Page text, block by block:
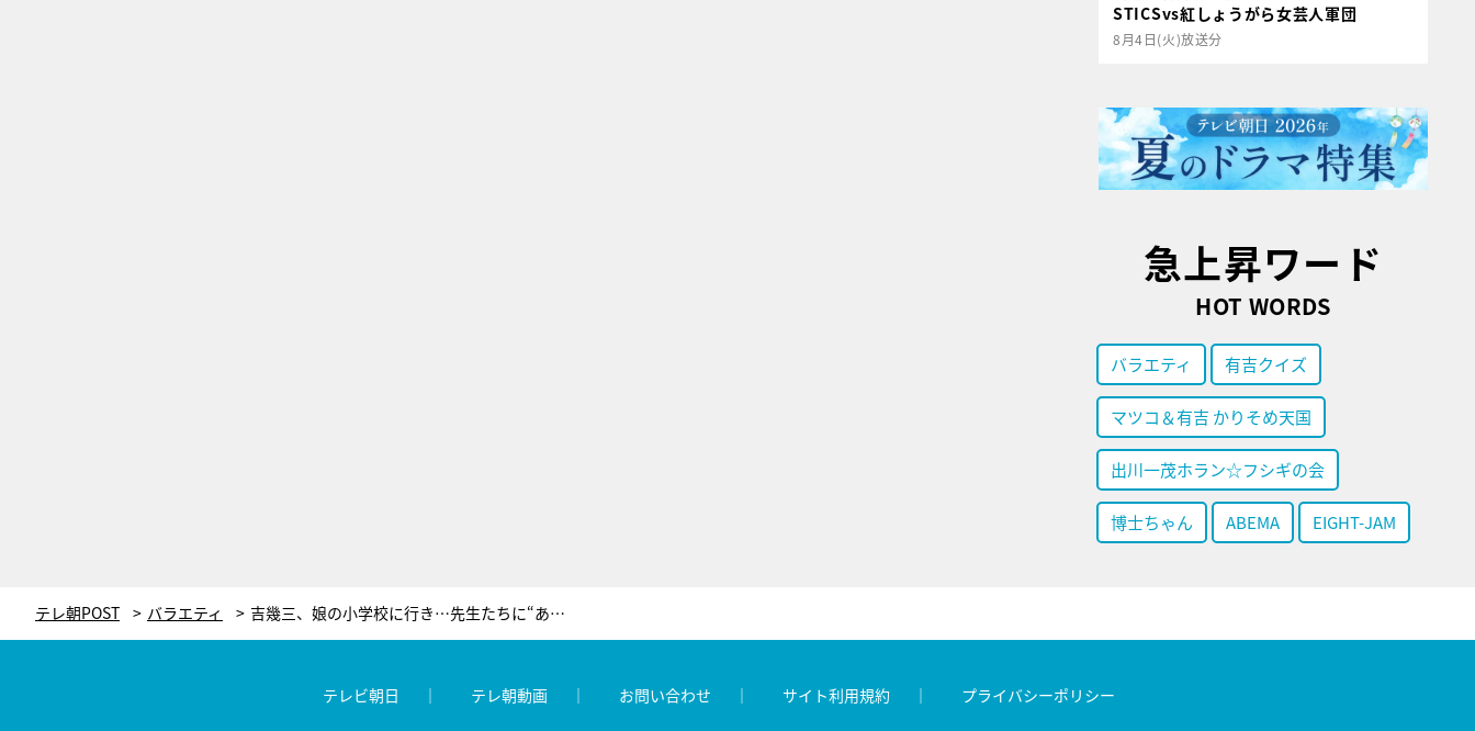
STICSvs紅しょうがら女芸人軍団
8月4日(火)放送分
急上昇ワード
HOT WORDS
バラエティ 有吉クイズ
マツコ＆有吉 かりそめ天国
出川一茂ホラン☆フシギの会
博士ちゃん ABEMA EIGHT-JAM
テレ朝POST バラエティ 吉幾三、娘の小学校に行き…先生たちに“あること”を直訴
テレビ朝日 テレ朝動画 お問い合わせ サイト利用規約 プライバシーポリシー